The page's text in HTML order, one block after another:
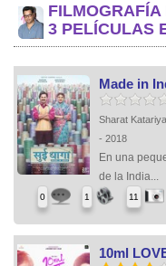
FILMOGRAFÍA
3 PELÍCULAS
Made in
Sharat
- 2018
En una
de la India...
0 1 11
10ml